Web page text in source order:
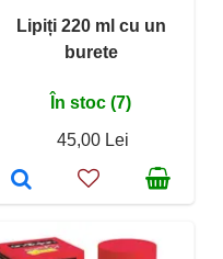
Lipiți 220 ml cu un
burete
În stoc (7)
45,00 Lei